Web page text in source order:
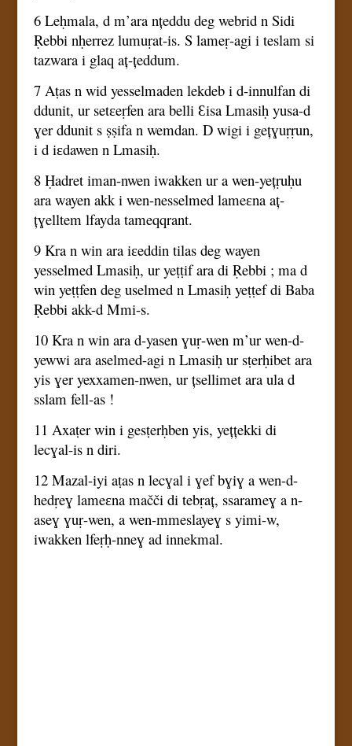
6 Leḥmala, d m’ara nțeddu deg webrid n Sidi
Ṛebbi nḥerrez lumuṛat-is. S lameṛ-agi i teslam si
tazwara i glaq aț-țeddum.
7 Aṭas n wid yesselmaden lekdeb i d-innulfan di
ddunit, ur setɛeṛfen ara belli Ɛisa Lmasiḥ yusa-d
ɣer ddunit s ṣṣifa n wemdan. D wigi i gețɣuṛṛun,
i d iɛdawen n Lmasiḥ.
8 Ḥadret iman-nwen iwakken ur a wen-yețṛuḥu
ara wayen akk i wen-nesselmed lameɛna aț-
țɣelltem lfayda tameqqrant.
9 Kra n win ara iɛeddin tilas deg wayen
yesselmed Lmasiḥ, ur yeṭṭif ara di Ṛebbi ; ma d
win yeṭṭfen deg uselmed n Lmasiḥ yeṭṭef di Baba
Ṛebbi akk-d Mmi-s.
10 Kra n win ara d-yasen ɣuṛ-wen m’ur wen-d-
yewwi ara aselmed-agi n Lmasiḥ ur sṭerḥibet ara
yis ɣer yexxamen-nwen, ur țsellimet ara ula d
sslam fell-as !
11 Axaṭer win i gesṭerḥben yis, yețțekki di
lecɣal-is n diri.
12 Mazal-iyi aṭas n lecɣal i ɣef bɣiɣ a wen-d-
hedṛeɣ lameɛna mačči di tebṛaț, ssarameɣ a n-
aseɣ ɣuṛ-wen, a wen-mmeslayeɣ s yimi-w,
iwakken lfeṛḥ-nneɣ ad innekmal.